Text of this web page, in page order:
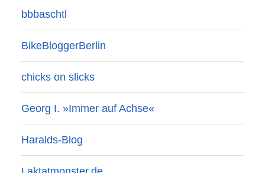
bbbaschtl
BikeBloggerBerlin
chicks on slicks
Georg I. »Immer auf Achse«
Haralds-Blog